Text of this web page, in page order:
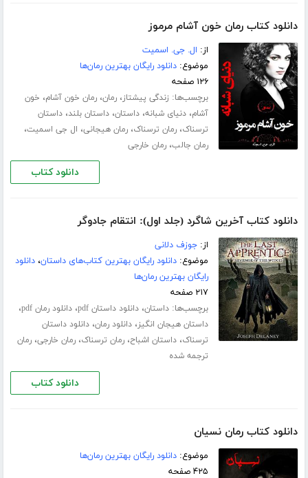
دانلود کتاب رمان خون آشام مرموز
از: ال. جی. اسمیت
موضوع:دانلود رایگان بهترین رمان‌ها
۱۲۶ صفحه
برچسب‌ها: زندگی پیشتاز،رمان،رمان خون آشام، خون
آشام،دنیای شبانه،داستان،داستان بلند،داستان
ترسناک،رمان ترسناک،رمان هیجانی، ال جی اسمیت،
رمان جالب،رمان خارجی
دانلود کتاب
دانلود کتاب آخرین شاگرد (جلد اول): انتقام جادوگر
از:جوزف دلانی
موضوع:دانلود رایگان بهترین کتاب‌های داستان،دانلود
رایگان بهترین رمان‌ها
۲۱۷ صفحه
برچسب‌ها:داستان،دانلود داستان pdf ،دانلود رمان pdf ،
داستان هیجان انگیز،دانلود رمان،دانلود داستان
ترسناک،داستان اشباح،رمان ترسناک،رمان خارجی،رمان
ترجمه شده
دانلود کتاب
دانلود کتاب رمان نسیان
موضوع:دانلود رایگان بهترین رمان‌ها
۴۲۵ صفحه